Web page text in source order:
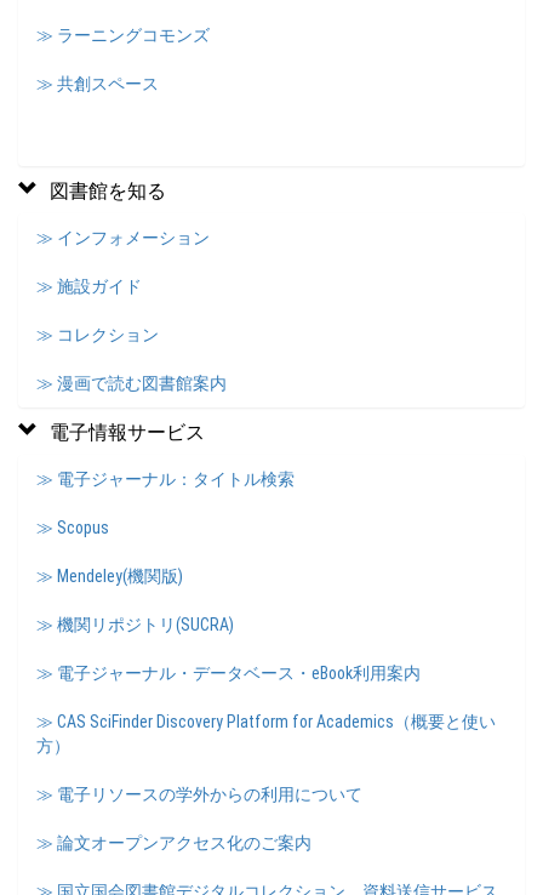
≫ ラーニングコモンズ
≫ 共創スペース
図書館を知る
≫ インフォメーション
≫ 施設ガイド
≫ コレクション
≫ 漫画で読む図書館案内
電子情報サービス
≫ 電子ジャーナル：タイトル検索
≫ Scopus
≫ Mendeley(機関版)
≫ 機関リポジトリ(SUCRA)
≫ 電子ジャーナル・データベース・eBook利用案内
≫ CAS SciFinder Discovery Platform for Academics（概要と使い
方）
≫ 電子リソースの学外からの利用について
≫ 論文オープンアクセス化のご案内